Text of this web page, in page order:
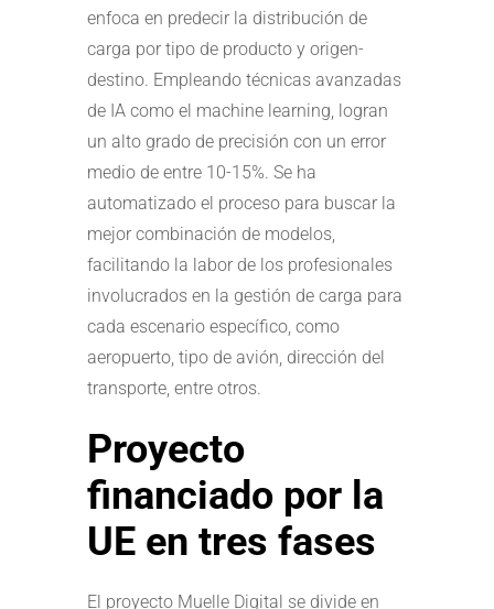
enfoca en predecir la distribución de
carga por tipo de producto y origen-
destino. Empleando técnicas avanzadas
de IA como el machine learning, logran
un alto grado de precisión con un error
medio de entre 10-15%. Se ha
automatizado el proceso para buscar la
mejor combinación de modelos,
facilitando la labor de los profesionales
involucrados en la gestión de carga para
cada escenario específico, como
aeropuerto, tipo de avión, dirección del
transporte, entre otros.
Proyecto
financiado por la
UE en tres fases
El proyecto Muelle Digital se divide en